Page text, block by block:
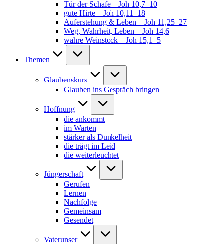
Tür der Schafe – Joh 10,7–10
gute Hirte – Joh 10,11–18
Auferstehung & Leben – Joh 11,25–27
Weg, Wahrheit, Leben – Joh 14,6
wahre Weinstock – Joh 15,1–5
Themen
Glaubenskurs
Glauben ins Gespräch bringen
Hoffnung
die ankommt
im Warten
stärker als Dunkelheit
die trägt im Leid
die weiterleuchtet
Jüngerschaft
Gerufen
Lernen
Nachfolge
Gemeinsam
Gesendet
Vaterunser